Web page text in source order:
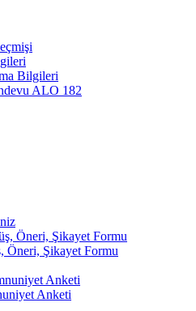
Bilgileri
ALO 182
Öneri, Şikayet Formu
Öneri, Şikayet Formu
Anketi
Anketi